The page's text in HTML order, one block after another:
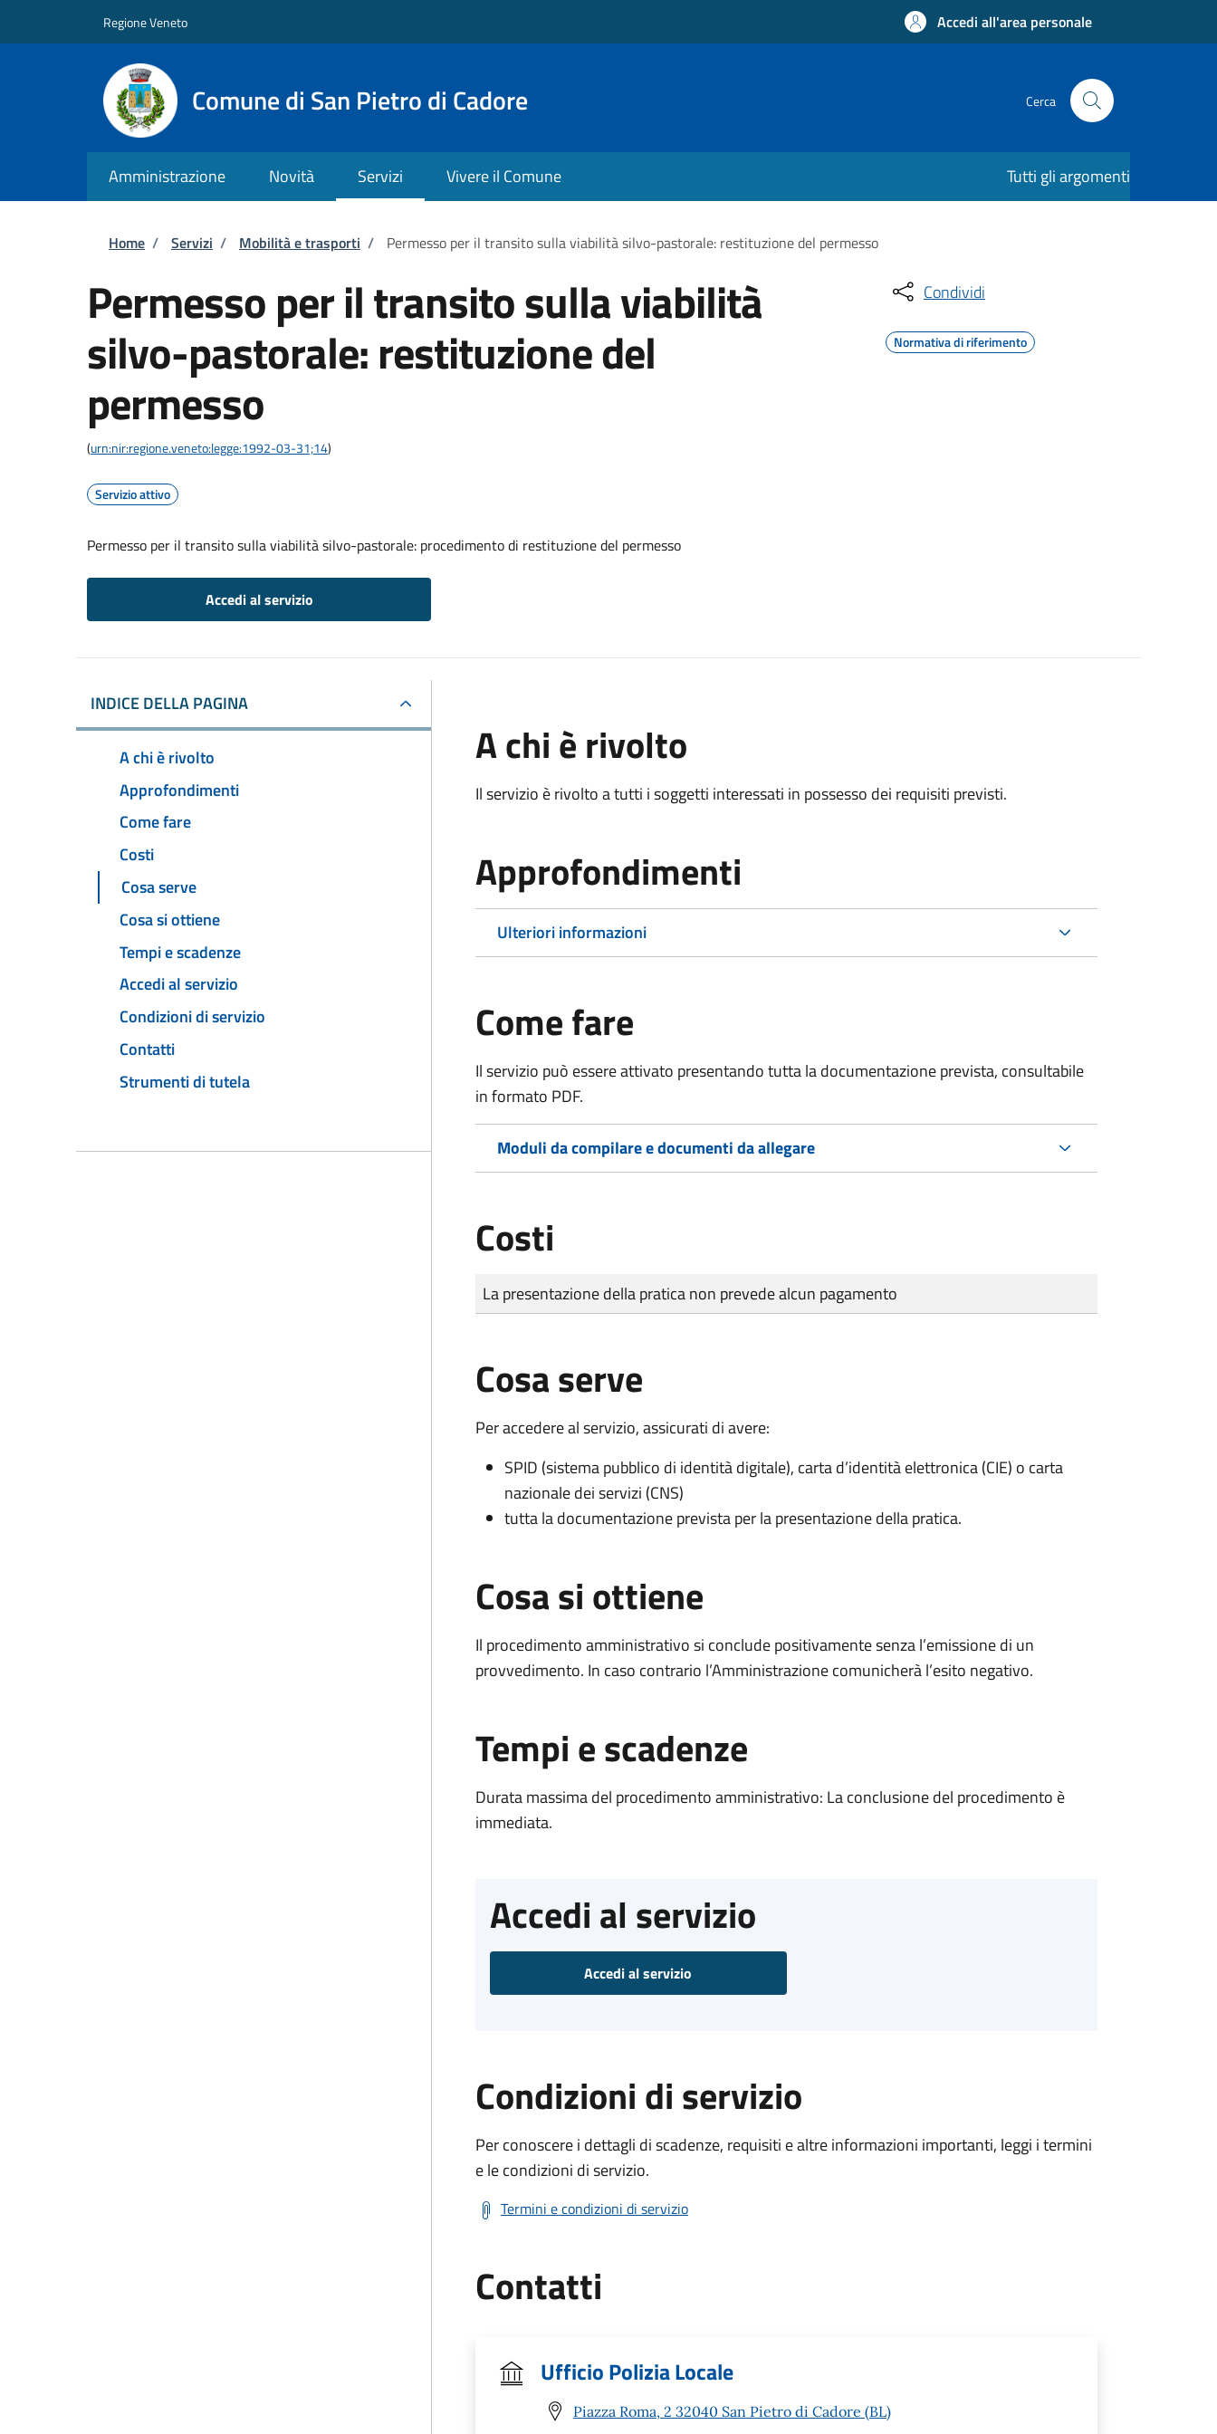
Regione Veneto Accedi all'area personale
Comune di San Pietro di Cadore Cerca
Amministrazione Novità Servizi Vivere il Comune Tutti gli argomenti
Briciole di pane
Home / Servizi / Mobilità e trasporti / Permesso per il transito sulla viabilità silvo-pastorale: restituzione del permesso
Permesso per il transito sulla viabilità
silvo-pastorale: restituzione del
permesso
(urn:nir:regione.veneto:legge:1992-03-31;14)
Servizio attivo
Permesso per il transito sulla viabilità silvo-pastorale: procedimento di restituzione del permesso
Accedi al servizio
Condividi
Normativa di riferimento
INDICE DELLA PAGINA
A chi è rivolto
Approfondimenti
Come fare
Costi
Cosa serve
Cosa si ottiene
Tempi e scadenze
Accedi al servizio
Condizioni di servizio
Contatti
Strumenti di tutela
A chi è rivolto
Il servizio è rivolto a tutti i soggetti interessati in possesso dei requisiti previsti.
Approfondimenti
Ulteriori informazioni
Come fare
Il servizio può essere attivato presentando tutta la documentazione prevista, consultabile
in formato PDF.
Moduli da compilare e documenti da allegare
Costi
Tipo di pagamento
Importo
La presentazione della pratica non prevede alcun pagamento
Cosa serve
Per accedere al servizio, assicurati di avere:
SPID (sistema pubblico di identità digitale), carta d’identità elettronica (CIE) o carta
nazionale dei servizi (CNS)
tutta la documentazione prevista per la presentazione della pratica.
Cosa si ottiene
Il procedimento amministrativo si conclude positivamente senza l’emissione di un
provvedimento. In caso contrario l’Amministrazione comunicherà l’esito negativo.
Tempi e scadenze
Durata massima del procedimento amministrativo: La conclusione del procedimento è
immediata.
Accedi al servizio
Accedi al servizio
Condizioni di servizio
Per conoscere i dettagli di scadenze, requisiti e altre informazioni importanti, leggi i termini
e le condizioni di servizio.
Termini e condizioni di servizio
Contatti
Ufficio Polizia Locale
Piazza Roma, 2 32040 San Pietro di Cadore (BL)